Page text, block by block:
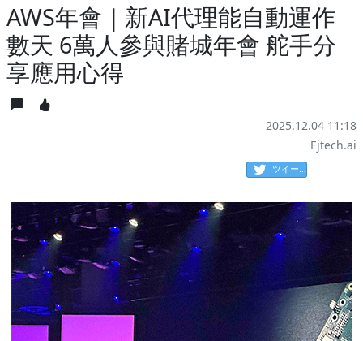
AWS年會｜新AI代理能自動運作
數天 6萬人參與賭城年會 舵手分
享應用心得
2025.12.04 11:18
Ejtech.ai
ツイート